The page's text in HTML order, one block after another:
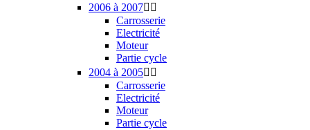
2006 à 2007 
Carrosserie
Electricité
Moteur
Partie cycle
2004 à 2005 
Carrosserie
Electricité
Moteur
Partie cycle